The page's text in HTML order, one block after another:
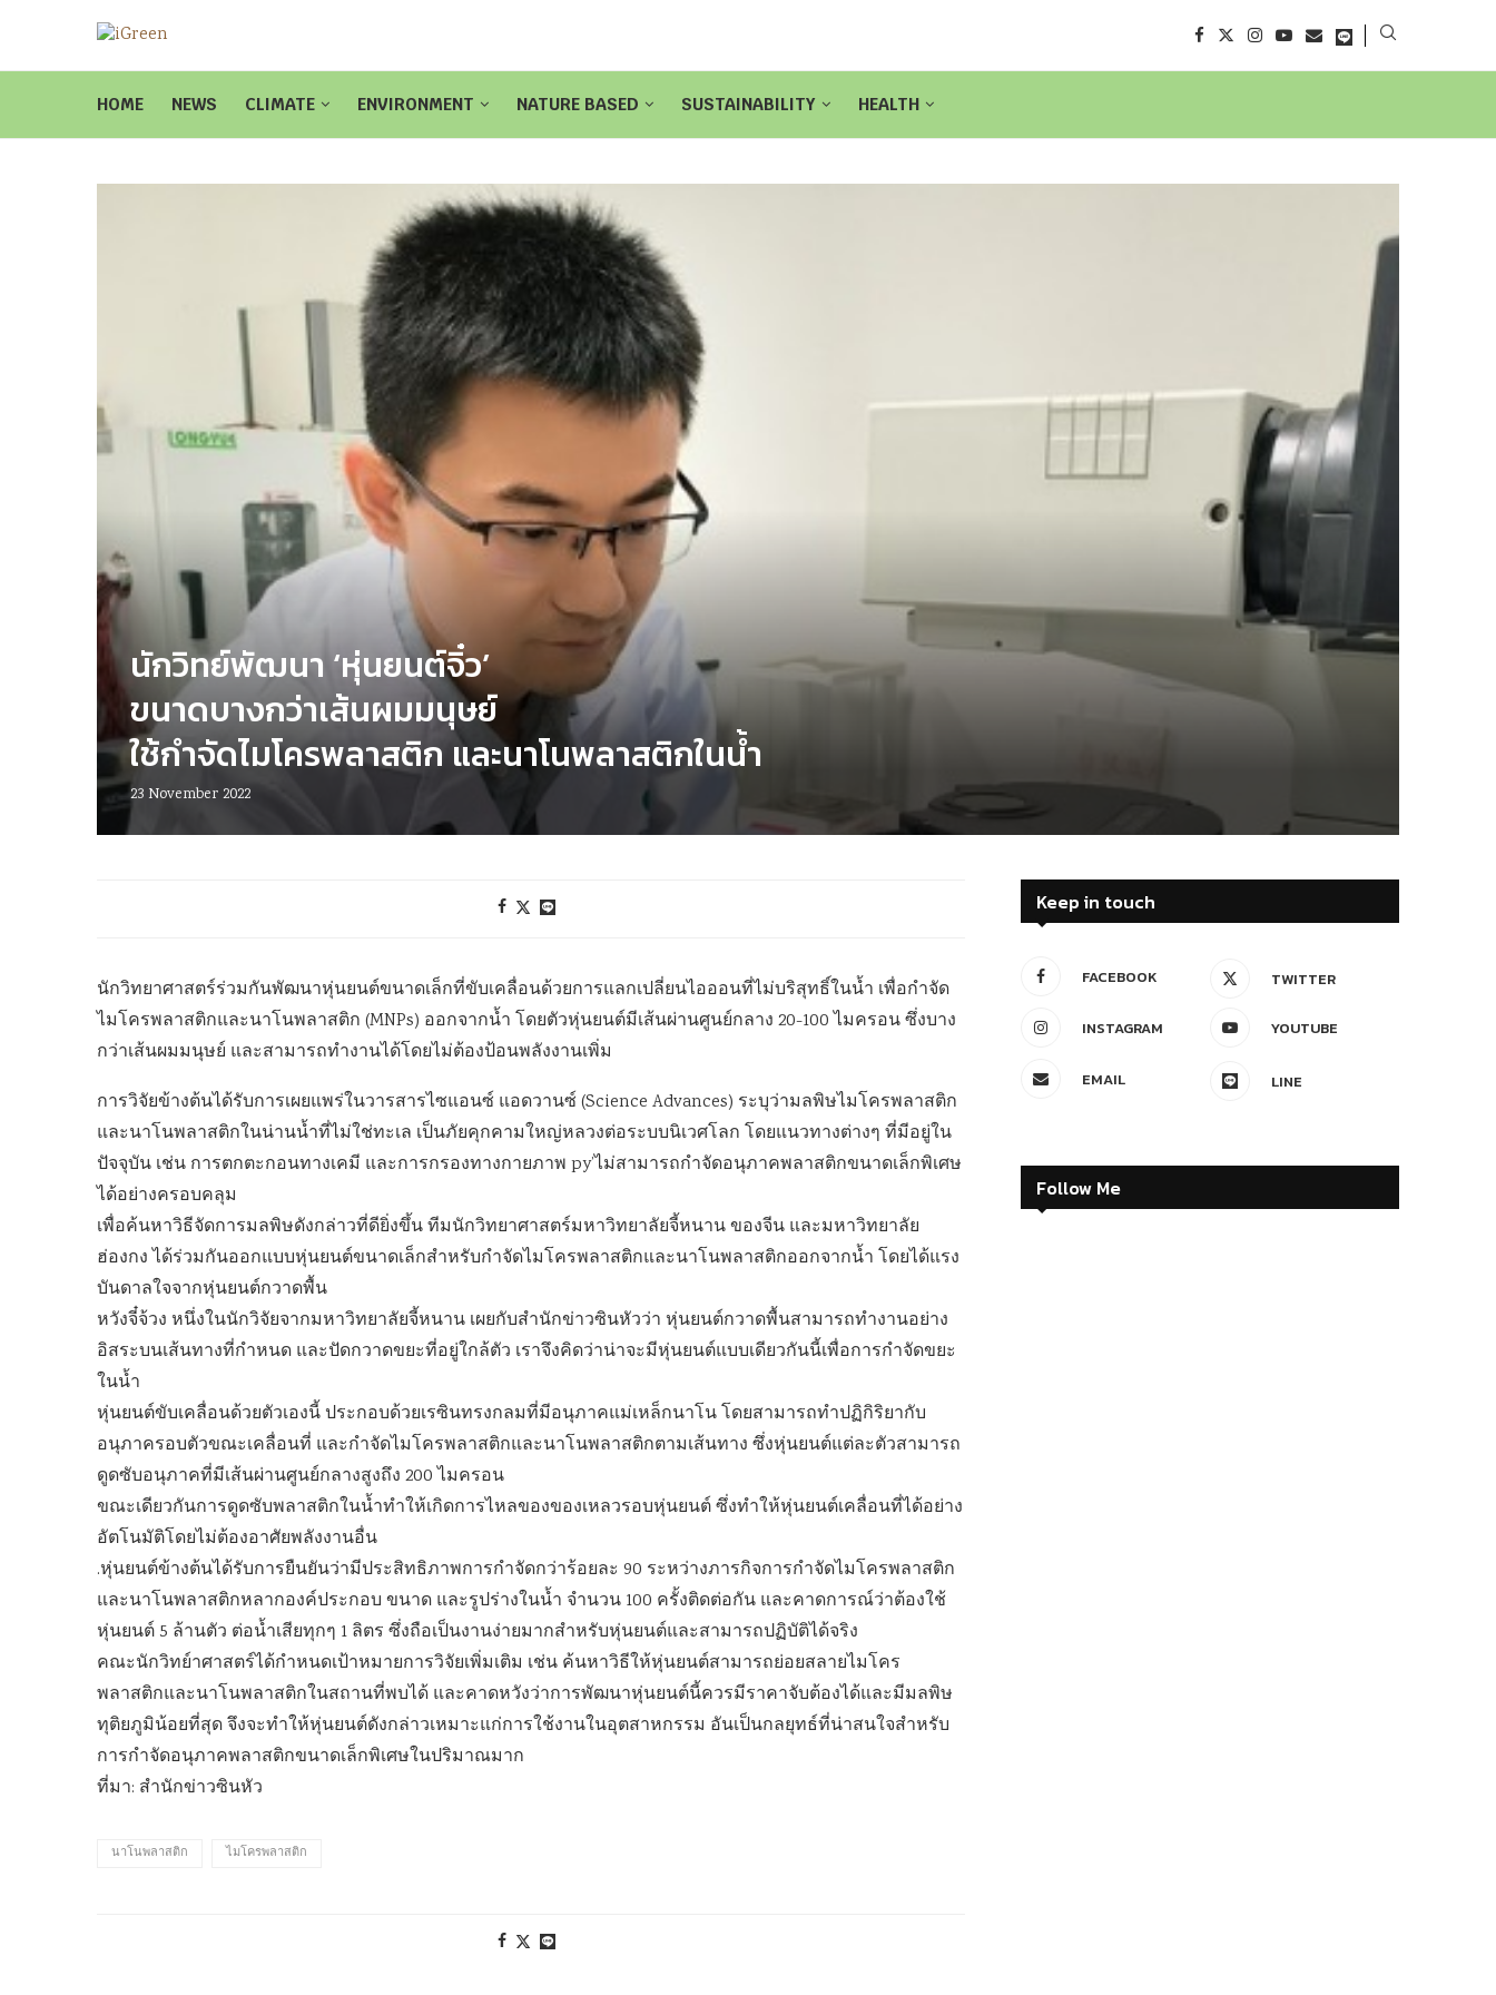
HOME NEWS CLIMATE ENVIRONMENT NATURE BASED SUSTAINABILITY HEALTH
นักวิทย์พัฒนา ‘หุ่นยนต์จิ๋ว’
ขนาดบางกว่าเส้นผมมนุษย์
ใช้กำจัดไมโครพลาสติก และนาโนพลาสติกในน้ำ
23 November 2022
นักวิทยาศาสตร์ร่วมกันพัฒนาหุ่นยนต์ขนาดเล็กที่ขับเคลื่อนด้วยการแลกเปลี่ยนไอออนที่ไม่บริสุทธิ์ในน้ำ เพื่อกำจัด
ไมโครพลาสติกและนาโนพลาสติก (MNPs) ออกจากน้ำ โดยตัวหุ่นยนต์มีเส้นผ่านศูนย์กลาง 20-100 ไมครอน ซึ่งบาง
กว่าเส้นผมมนุษย์ และสามารถทำงานได้โดยไม่ต้องป้อนพลังงานเพิ่ม
การวิจัยข้างต้นได้รับการเผยแพร่ในวารสารไซแอนซ์ แอดวานซ์ (Science Advances) ระบุว่ามลพิษไมโครพลาสติก
และนาโนพลาสติกในน่านน้ำที่ไม่ใช่ทะเล เป็นภัยคุกคามใหญ่หลวงต่อระบบนิเวศโลก โดยแนวทางต่างๆ ที่มีอยู่ใน
ปัจจุบัน เช่น การตกตะกอนทางเคมี และการกรองทางกายภาพ py’ไม่สามารถกำจัดอนุภาคพลาสติกขนาดเล็กพิเศษ
ได้อย่างครอบคลุม
เพื่อค้นหาวิธีจัดการมลพิษดังกล่าวที่ดียิ่งขึ้น ทีมนักวิทยาศาสตร์มหาวิทยาลัยจี้หนาน ของจีน และมหาวิทยาลัย
ฮ่องกง ได้ร่วมกันออกแบบหุ่นยนต์ขนาดเล็กสำหรับกำจัดไมโครพลาสติกและนาโนพลาสติกออกจากน้ำ โดยได้แรง
บันดาลใจจากหุ่นยนต์กวาดพื้น
หวังจี๋จ้วง หนึ่งในนักวิจัยจากมหาวิทยาลัยจี้หนาน เผยกับสำนักข่าวซินหัวว่า หุ่นยนต์กวาดพื้นสามารถทำงานอย่าง
อิสระบนเส้นทางที่กำหนด และปัดกวาดขยะที่อยู่ใกล้ตัว เราจึงคิดว่าน่าจะมีหุ่นยนต์แบบเดียวกันนี้เพื่อการกำจัดขยะ
ในน้ำ
หุ่นยนต์ขับเคลื่อนด้วยตัวเองนี้ ประกอบด้วยเรซินทรงกลมที่มีอนุภาคแม่เหล็กนาโน โดยสามารถทำปฏิกิริยากับ
อนุภาครอบตัวขณะเคลื่อนที่ และกำจัดไมโครพลาสติกและนาโนพลาสติกตามเส้นทาง ซึ่งหุ่นยนต์แต่ละตัวสามารถ
ดูดซับอนุภาคที่มีเส้นผ่านศูนย์กลางสูงถึง 200 ไมครอน
ขณะเดียวกันการดูดซับพลาสติกในน้ำทำให้เกิดการไหลของของเหลวรอบหุ่นยนต์ ซึ่งทำให้หุ่นยนต์เคลื่อนที่ได้อย่าง
อัตโนมัติโดยไม่ต้องอาศัยพลังงานอื่น
.หุ่นยนต์ข้างต้นได้รับการยืนยันว่ามีประสิทธิภาพการกำจัดกว่าร้อยละ 90 ระหว่างภารกิจการกำจัดไมโครพลาสติก
และนาโนพลาสติกหลากองค์ประกอบ ขนาด และรูปร่างในน้ำ จำนวน 100 ครั้งติดต่อกัน และคาดการณ์ว่าต้องใช้
หุ่นยนต์ 5 ล้านตัว ต่อน้ำเสียทุกๆ 1 ลิตร ซึ่งถือเป็นงานง่ายมากสำหรับหุ่นยนต์และสามารถปฏิบัติได้จริง
คณะนักวิทย์าศาสตร์ได้กำหนดเป้าหมายการวิจัยเพิ่มเติม เช่น ค้นหาวิธีให้หุ่นยนต์สามารถย่อยสลายไมโคร
พลาสติกและนาโนพลาสติกในสถานที่พบได้ และคาดหวังว่าการพัฒนาหุ่นยนต์นี้ควรมีราคาจับต้องได้และมีมลพิษ
ทุติยภูมิน้อยที่สุด จึงจะทำให้หุ่นยนต์ดังกล่าวเหมาะแก่การใช้งานในอุตสาหกรรม อันเป็นกลยุทธ์ที่น่าสนใจสำหรับ
การกำจัดอนุภาคพลาสติกขนาดเล็กพิเศษในปริมาณมาก
ที่มา: สำนักข่าวซินหัว
นาโนพลาสติก ไมโครพลาสติก
Keep in touch
FACEBOOK TWITTER
INSTAGRAM YOUTUBE
EMAIL LINE
Follow Me